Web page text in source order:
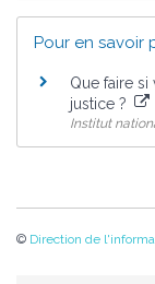
Pour en savoir
Que faire
justice ?
Institut
© Direction de